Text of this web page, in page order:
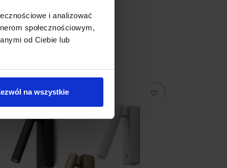
i analizować
społecznościowym,
od Ciebie lub
na wszystkie favorite_border